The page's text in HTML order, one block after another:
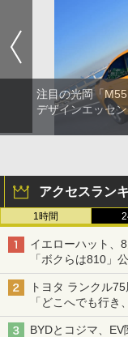
注目の光岡「
デザインエッセ
アクセスラン
1時間
イエローハット、
「ボクらは810」
トヨタ ランクル
「どこへでも行き
命をつなぐ
BYDとコジマ、